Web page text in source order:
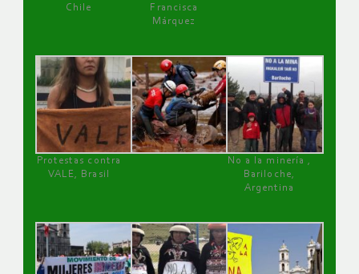
Chile
Francisca
Márquez
Protestas contra
VALE, Brasil
No a la minería ,
Bariloche,
Argentina